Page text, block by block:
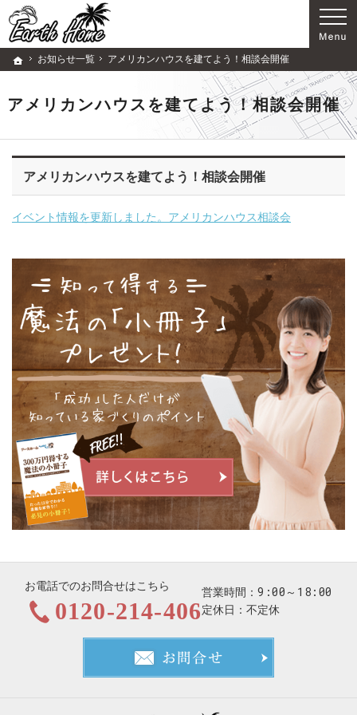
ホーム
お知らせ一覧 アメリカンハウスを建てよう！相談会開催
アメリカンハウスを建てよう！相談会開催
歴史ある企業です。注文住宅・リフォーム（所沢市・狭山市・入間市）の工務店なら当店
注文住宅・リフォーム（所沢市・狭山市・入間市）の工務店ならアースホームで家づくり
アメリカンハウスを建てよう！相談会開催
イベント情報を更新しました。アメリカンハウス相談会
お電話でのお問合せはこちら
0120-214-406
営業時間 9:00～18:00
定休日 不定休